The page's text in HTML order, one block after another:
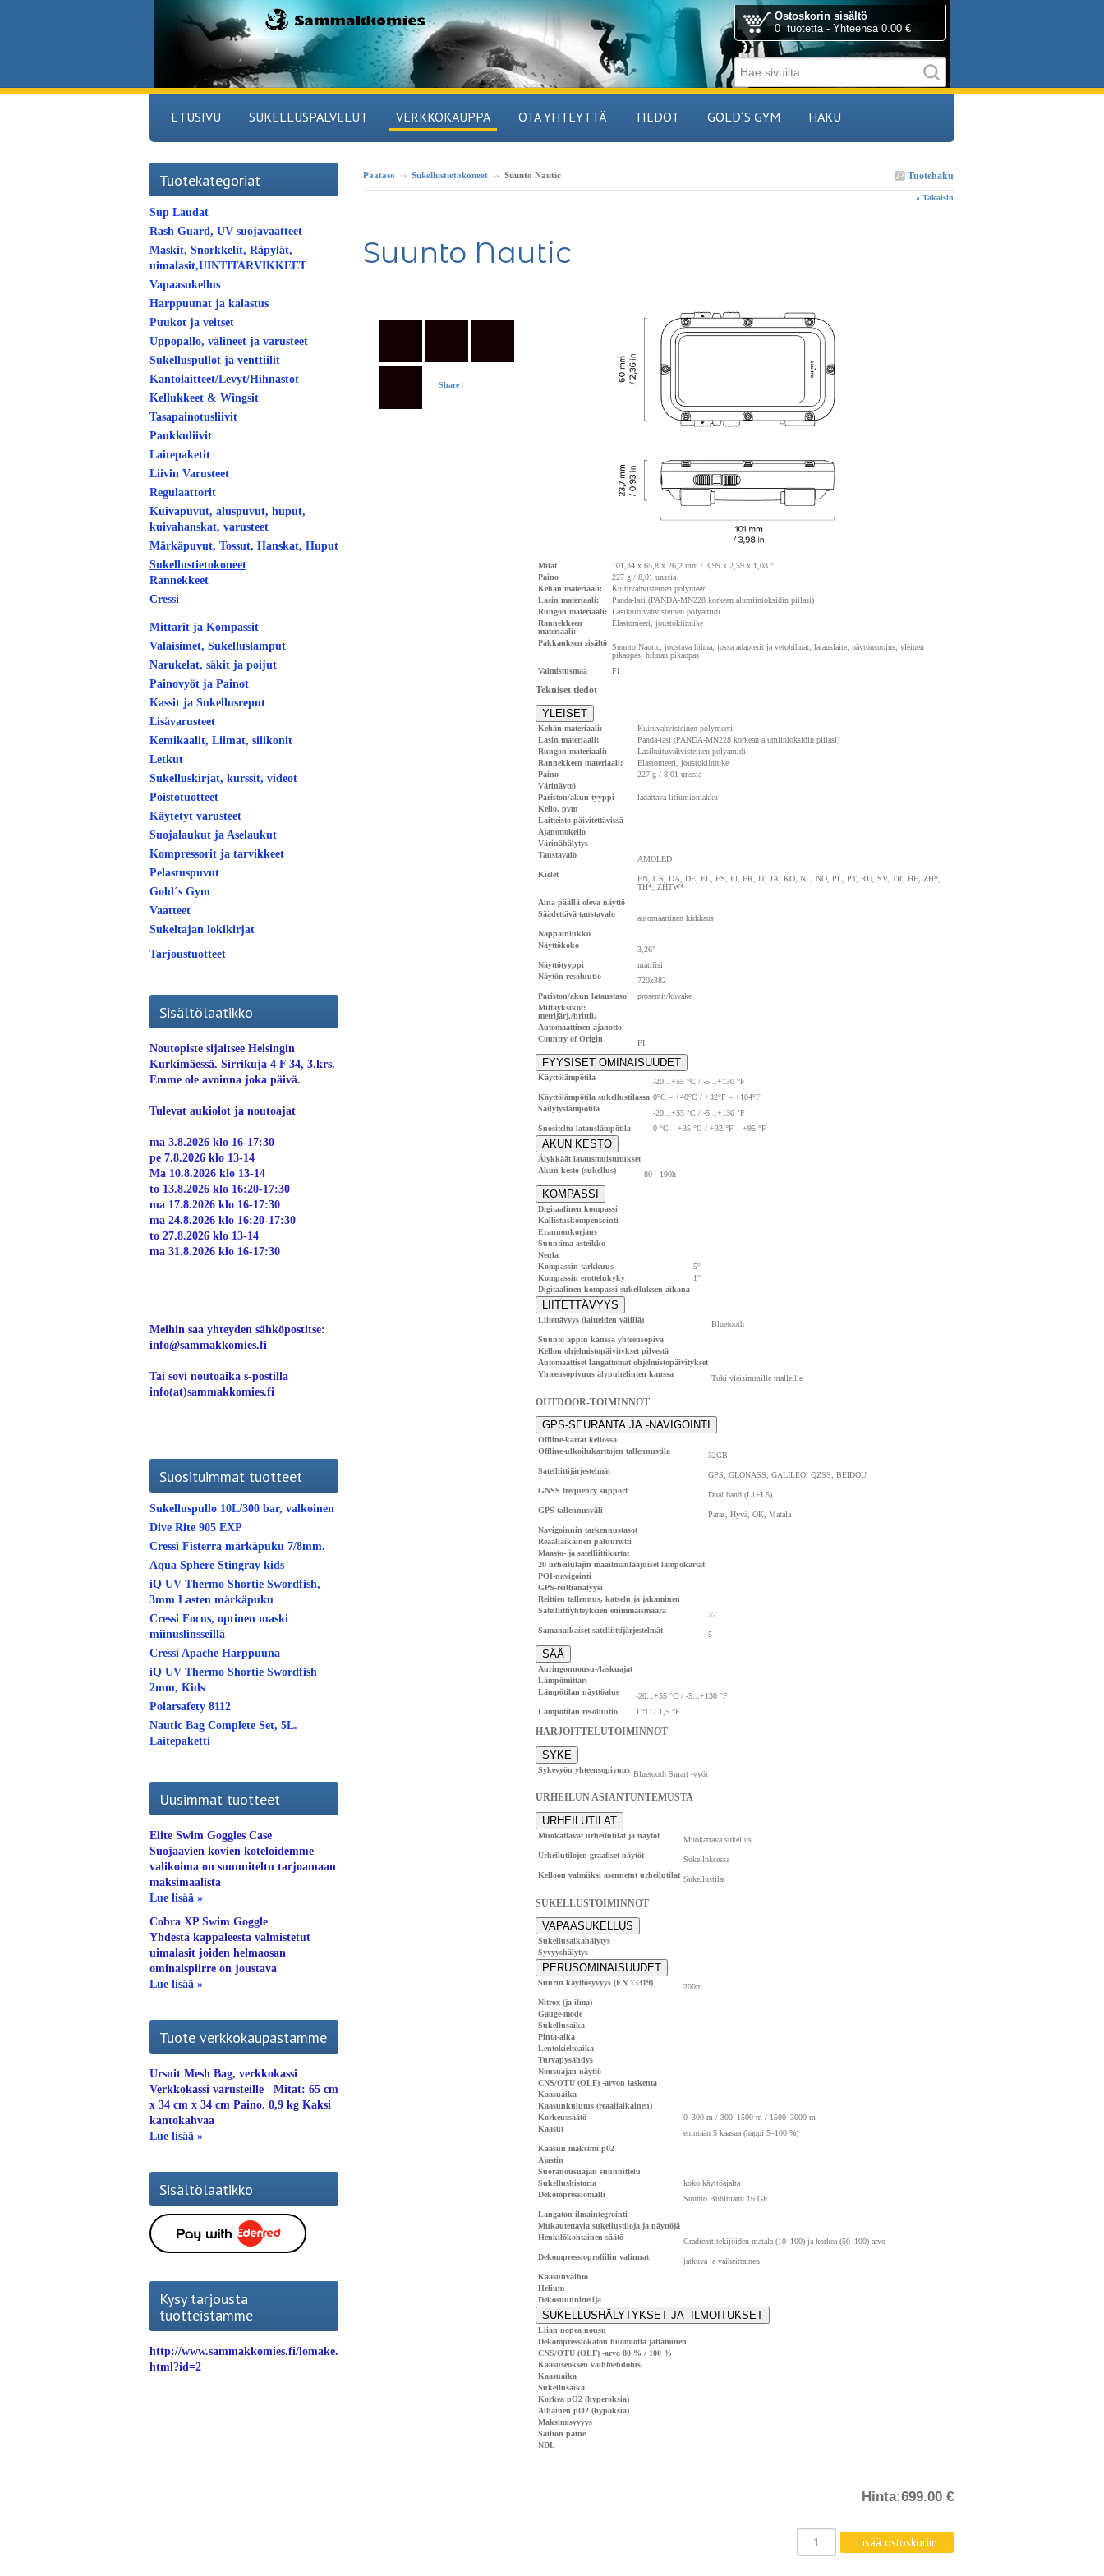
Ostoskorin sisältö
0 tuotetta - Yhteensä 0.00 €
ETUSIVU SUKELLUSPALVELUT VERKKOKAUPPA OTA YHTEYTTÄ TIEDOT GOLD´S GYM HAKU
Tuotehaku
Päätaso ›› Sukellustietokoneet ›› Suunto Nautic
« Takaisin
Suunto Nautic
Share |
Mitat
101,34 x 65,8 x 26,2 mm / 3,99 x 2,59 x 1,03 "
Paino
227 g / 8,01 unssia
Kehän materiaali:
Kuituvahvisteinen polymeeri
Lasin materiaali:
Panda-lasi (PANDA-MN228 korkean alumiinioksidin piilasi)
Rungon materiaali: Lasikuituvahvisteinen polyamidi
Rannekkeen
materiaali:
Elastomeeri, joustokiinnike
Pakkauksen sisältö Suunto Nautic, joustava hihna, jossa adapterit ja vetohihnat, latauslaite, näytönsuojus, yleinen
pikaopas, hihnan pikaopas
Valmistusmaa
FI
Tekniset tiedot
YLEISET
Kehän materiaali:
Kuituvahvisteinen polymeeri
Lasin materiaali:
Panda-lasi (PANDA-MN228 korkean alumiinioksidin piilasi)
Rungon materiaali:
Lasikuituvahvisteinen polyamidi
Rannekkeen materiaali:
Elastomeeri, joustokiinnike
Paino
227 g / 8,01 unssia
Värinäyttö
Pariston/akun tyyppi
ladattava litiumioniakku
Kello, pvm
Laitteisto päivitettävissä
Ajanottokello
Värinähälytys
Taustavalo
AMOLED
Kielet
EN, CS, DA, DE, EL, ES, FI, FR, IT, JA, KO, NL, NO, PL, PT, RU, SV, TR, HE, ZH*,
TH*, ZHTW*
Aina päällä oleva näyttö
Säädettävä taustavalo
automaattinen kirkkaus
Näppäinlukko
Näyttökoko
3,26"
Näyttötyyppi
matriisi
Näytön resoluutio
720x382
Pariston/akun lataustaso
prosentit/kuvake
Mittayksiköt:
metrijärj./brittil.
Automaattinen ajanotto
Country of Origin
FI
FYYSISET OMINAISUUDET
Käyttölämpötila
-20...+55 °C / -5...+130 °F
Käyttölämpötila sukellustilassa 0°C – +40°C / +32°F – +104°F
Säilytyslämpötila
-20...+55 °C / -5...+130 °F
Suositeltu latauslämpötila
0 °C – +35 °C / +32 °F – +95 °F
AKUN KESTO
Älykkäät latausmuistutukset
Akun kesto (sukellus)
80 - 190h
KOMPASSI
Digitaalinen kompassi
Kallistuskompensointi
Erannonkorjaus
Suuntima-asteikko
Neula
Kompassin tarkkuus
5°
Kompassin erottelukyky
1°
Digitaalinen kompassi sukelluksen aikana
LIITETTÄVYYS
Liitettävyys (laitteiden välillä)
Bluetooth
Suunto appin kanssa yhteensopiva
Kellon ohjelmistopäivitykset pilvestä
Automaattiset langattomat ohjelmistopäivitykset
Yhteensopivuus älypuhelinten kanssa
Tuki yleisimmille malleille
OUTDOOR-TOIMINNOT
GPS-SEURANTA JA -NAVIGOINTI
Offline-kartat kellossa
Offline-ulkoilukarttojen tallennustila
32GB
Satelliittijärjestelmät
GPS, GLONASS, GALILEO, QZSS, BEIDOU
GNSS frequency support
Dual band (L1+L5)
GPS-tallennusväli
Paras, Hyvä, OK, Matala
Navigoinnin tarkennustasot
Reaaliaikainen paluureitti
Maasto- ja satelliittikartat
20 urheilulajin maailmanlaajuiset lämpökartat
POI-navigointi
GPS-reittianalyysi
Reittien tallennus, katselu ja jakaminen
Satelliittiyhteyksien enimmäismäärä
32
Samanaikaiset satelliittijärjestelmät
5
SÄÄ
Auringonnousu-/laskuajat
Lämpömittari
Lämpötilan näyttöalue
-20...+55 °C / -5...+130 °F
Lämpötilan resoluutio
1 °C / 1,5 °F
HARJOITTELUTOIMINNOT
SYKE
Sykevyön yhteensopivuus Bluetooth Smart -vyöt
URHEILUN ASIANTUNTEMUSTA
URHEILUTILAT
Muokattavat urheilutilat ja näytöt
Muokattava sukellus
Urheilutilojen graafiset näytöt
Sukelluksessa
Kelloon valmiiksi asennetut urheilutilat Sukellustilat
SUKELLUSTOIMINNOT
VAPAASUKELLUS
Sukellusaikahälytys
Syvyyshälytys
PERUSOMINAISUUDET
Suurin käyttösyvyys (EN 13319)
200m
Nitrox (ja ilma)
Gauge-mode
Sukellusaika
Pinta-aika
Lentokieltoaika
Turvapysähdys
Nousuajan näyttö
CNS/OTU (OLF) -arvon laskenta
Kaasuaika
Kaasunkulutus (reaaliaikainen)
Korkeussäätö
0–300 m / 300–1500 m / 1500–3000 m
Kaasut
enintään 5 kaasua (happi 5–100 %)
Kaasun maksimi p02
Ajastin
Suoranousuajan suunnittelu
Sukellushistoria
koko käyttöajalta
Dekompressiomalli
Suunto Bühlmann 16 GF
Langaton ilmaintegrointi
Mukautettavia sukellustiloja ja näyttöjä
Henkilökohtainen säätö
Gradienttitekijöiden matala (10–100) ja korkea (50–100) arvo
Dekompressioprofiilin valinnat
jatkuva ja vaiheittainen
Kaasunvaihto
Helium
Dekosuunnittelija
SUKELLUSHÄLYTYKSET JA -ILMOITUKSET
Liian nopea nousu
Dekompressiokaton huomiotta jättäminen
CNS/OTU (OLF) -arvo 80 % / 100 %
Kaasuseoksen vaihtoehdotus
Kaasuaika
Sukellusaika
Korkea pO2 (hyperoksia)
Alhainen pO2 (hypoksia)
Maksimisyvyys
Säiliön paine
NDL
Hinta:699.00 €
Tuotekategoriat
Sup Laudat
Rash Guard, UV suojavaatteet
Maskit, Snorkkelit, Räpylät,
uimalasit,UINTITARVIKKEET
Vapaasukellus
Harppuunat ja kalastus
Puukot ja veitset
Uppopallo, välineet ja varusteet
Sukelluspullot ja venttiilit
Kantolaitteet/Levyt/Hihnastot
Kellukkeet & Wingsit
Tasapainotusliivit
Paukkuliivit
Laitepaketit
Liivin Varusteet
Regulaattorit
Kuivapuvut, aluspuvut, huput,
kuivahanskat, varusteet
Märkäpuvut, Tossut, Hanskat, Huput
Sukellustietokoneet
Rannekkeet
Cressi
Mittarit ja Kompassit
Valaisimet, Sukelluslamput
Narukelat, säkit ja poijut
Painovyöt ja Painot
Kassit ja Sukellusreput
Lisävarusteet
Kemikaalit, Liimat, silikonit
Letkut
Sukelluskirjat, kurssit, videot
Poistotuotteet
Käytetyt varusteet
Suojalaukut ja Aselaukut
Kompressorit ja tarvikkeet
Pelastuspuvut
Gold´s Gym
Vaatteet
Sukeltajan lokikirjat
Tarjoustuotteet
Sisältölaatikko
Noutopiste sijaitsee Helsingin
Kurkimäessä. Sirrikuja 4 F 34, 3.krs.
Emme ole avoinna joka päivä.
Tulevat aukiolot ja noutoajat
ma 3.8.2026 klo 16-17:30
pe 7.8.2026 klo 13-14
Ma 10.8.2026 klo 13-14
to 13.8.2026 klo 16:20-17:30
ma 17.8.2026 klo 16-17:30
ma 24.8.2026 klo 16:20-17:30
to 27.8.2026 klo 13-14
ma 31.8.2026 klo 16-17:30
Meihin saa yhteyden sähköpostitse:
info@sammakkomies.fi
Tai sovi noutoaika s-postilla
info(at)sammakkomies.fi
Suosituimmat tuotteet
Sukelluspullo 10L/300 bar, valkoinen
Dive Rite 905 EXP
Cressi Fisterra märkäpuku 7/8mm.
Aqua Sphere Stingray kids
iQ UV Thermo Shortie Swordfish,
3mm Lasten märkäpuku
Cressi Focus, optinen maski
miinuslinsseillä
Cressi Apache Harppuuna
iQ UV Thermo Shortie Swordfish
2mm, Kids
Polarsafety 8112
Nautic Bag Complete Set, 5L.
Laitepaketti
Uusimmat tuotteet
Elite Swim Goggles Case
Suojaavien kovien koteloidemme
valikoima on suunniteltu tarjoamaan
maksimaalista
Lue lisää »
Cobra XP Swim Goggle
Yhdestä kappaleesta valmistetut
uimalasit joiden helmaosan
ominaispiirre on joustava
Lue lisää »
Tuote verkkokaupastamme
Ursuit Mesh Bag, verkkokassi
Verkkokassi varusteille Mitat: 65 cm
x 34 cm x 34 cm Paino. 0,9 kg Kaksi
kantokahvaa
Lue lisää »
Sisältölaatikko
Kysy tarjousta
tuotteistamme
http://www.sammakkomies.fi/lomake.
html?id=2